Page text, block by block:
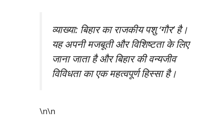
व्याख्या: बिहार का राजकीय पशु ‘गौर’ है।
यह अपनी मजबूती और विशिष्टता के लिए
जाना जाता है और बिहार की वन्यजीव
विविधता का एक महत्वपूर्ण हिस्सा है।
\n\n